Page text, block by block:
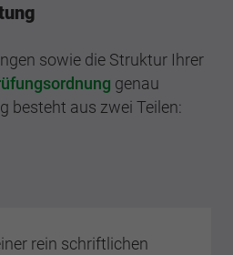
sowie die Struktur Ihrer
genau
besteht aus zwei Teilen:
rein schriftlichen